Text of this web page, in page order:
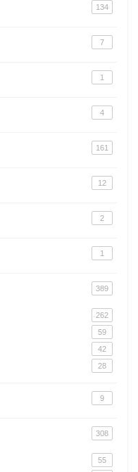
134
7
1
4
161
12
2
1
389
262
59
42
28
9
308
55